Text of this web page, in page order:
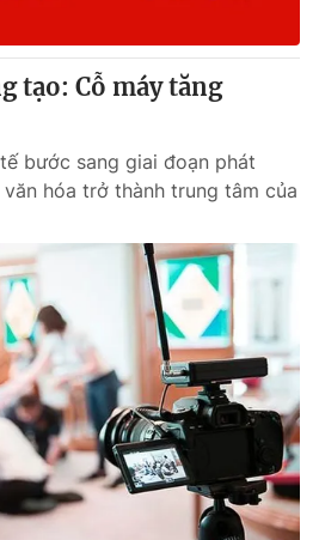
tạo: Cỗ máy tăng
bước sang giai đoạn phát
hóa trở thành trung tâm của